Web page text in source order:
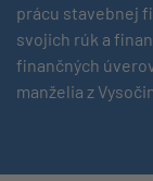
prácu stavebnej
svojich rúk a
finančných
manželia z